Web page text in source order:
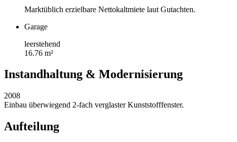
Marktüblich erzielbare Nettokaltmiete laut Gutachten.
Garage
leerstehend
16.76 m²
Instandhaltung & Modernisierung
2008
Einbau überwiegend 2-fach verglaster Kunststofffenster.
Aufteilung